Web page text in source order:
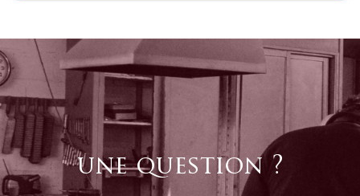
une question ?